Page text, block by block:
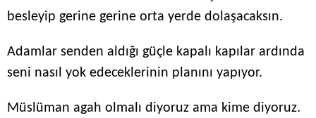
besleyip gerine gerine orta yerde dolaşacaksın.
Adamlar senden aldığı güçle kapalı kapılar ardında
seni nasıl yok edeceklerinin planını yapıyor.
Müslüman agah olmalı diyoruz ama kime diyoruz.